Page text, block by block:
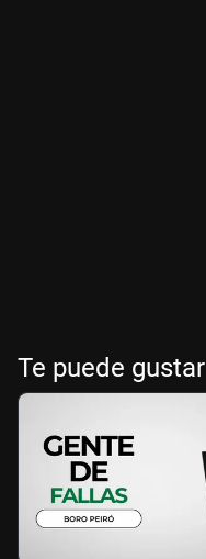
Te puede gustar